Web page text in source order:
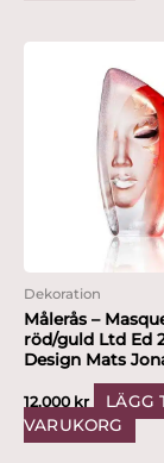
Dekoration
Målerås –
röd/guld Ltd Ed 299ex
Design Mats
12,000 kr
LÄGG
VARUKORG